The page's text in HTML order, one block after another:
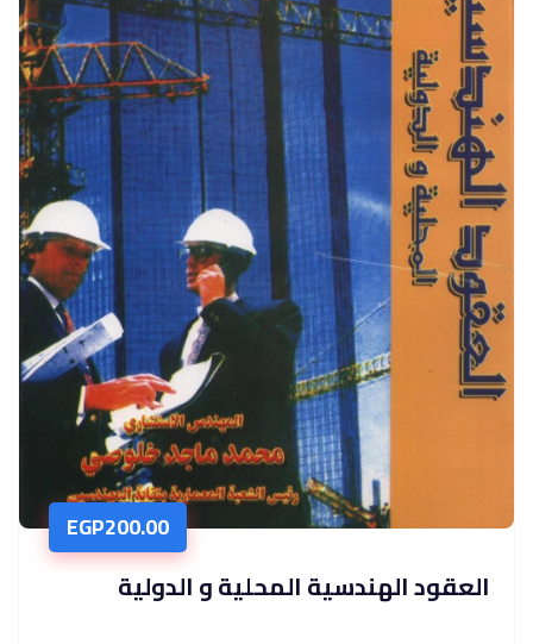
EGP200.00
العقود الهندسية المحلية و الدولية